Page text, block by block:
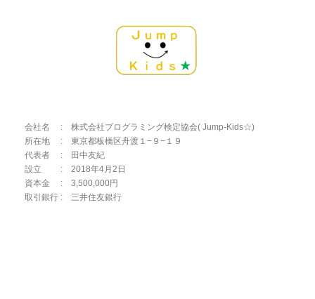
会社名 : 株式会社プログラミング検定協会( Jump-Kids☆)
所在地 : 東京都板橋区舟渡１−９−１９
代表者 : 田中友紀
設立 : 2018年4月2日
資本金 : 3,500,000円
取引銀行 : 三井住友銀行